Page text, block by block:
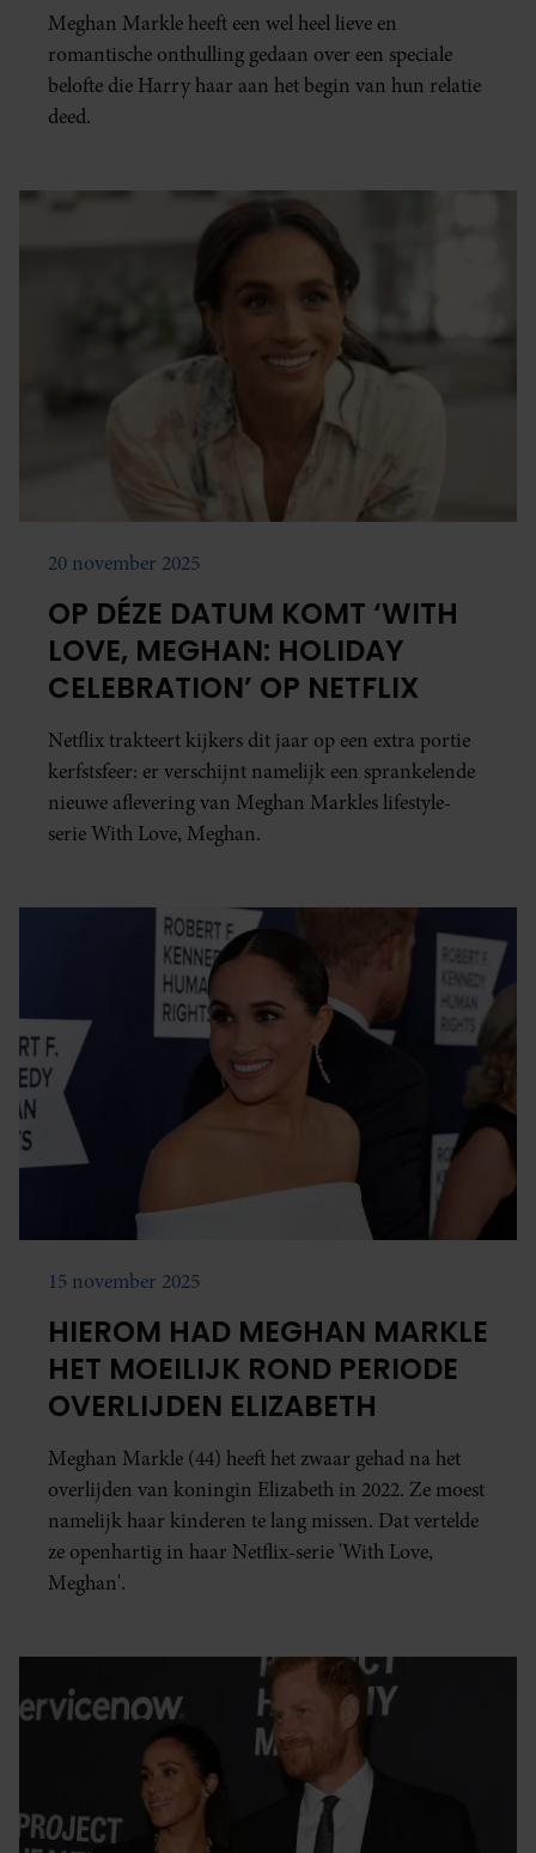
gebruiken.
Meghan Markle heeft een wel heel lieve en
romantische onthulling gedaan over een speciale
belofte die Harry haar aan het begin van hun relatie
deed.
20 november 2025
OP DÉZE DATUM KOMT ‘WITH
LOVE, MEGHAN: HOLIDAY
CELEBRATION’ OP NETFLIX
Netflix trakteert kijkers dit jaar op een extra portie
kerfstsfeer: er verschijnt namelijk een sprankelende
nieuwe aflevering van Meghan Markles lifestyle-
serie With Love, Meghan.
15 november 2025
HIEROM HAD MEGHAN MARKLE
HET MOEILIJK ROND PERIODE
OVERLIJDEN ELIZABETH
Meghan Markle (44) heeft het zwaar gehad na het
overlijden van koningin Elizabeth in 2022. Ze moest
namelijk haar kinderen te lang missen. Dat vertelde
ze openhartig in haar Netflix-serie 'With Love,
Meghan'.